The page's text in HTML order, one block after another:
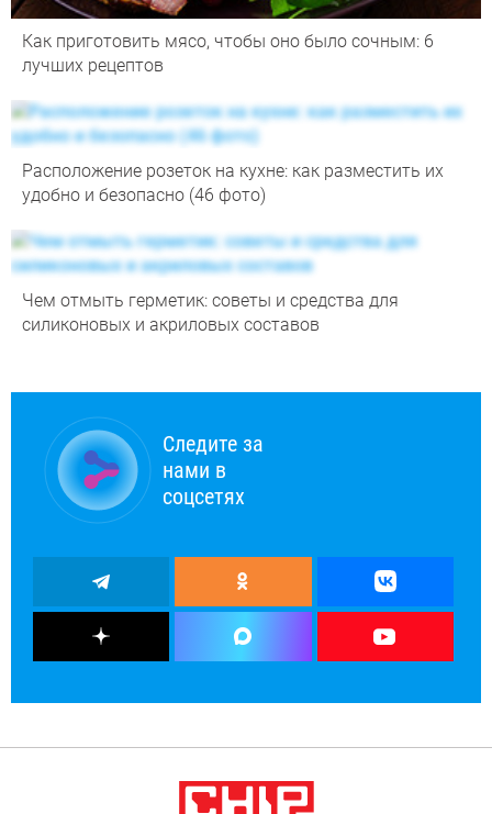
Как приготовить мясо, чтобы оно было сочным: 6
лучших рецептов
Расположение розеток на кухне: как разместить их
удобно и безопасно (46 фото)
Чем отмыть герметик: советы и средства для
силиконовых и акриловых составов
Следите за
нами в
соцсетях